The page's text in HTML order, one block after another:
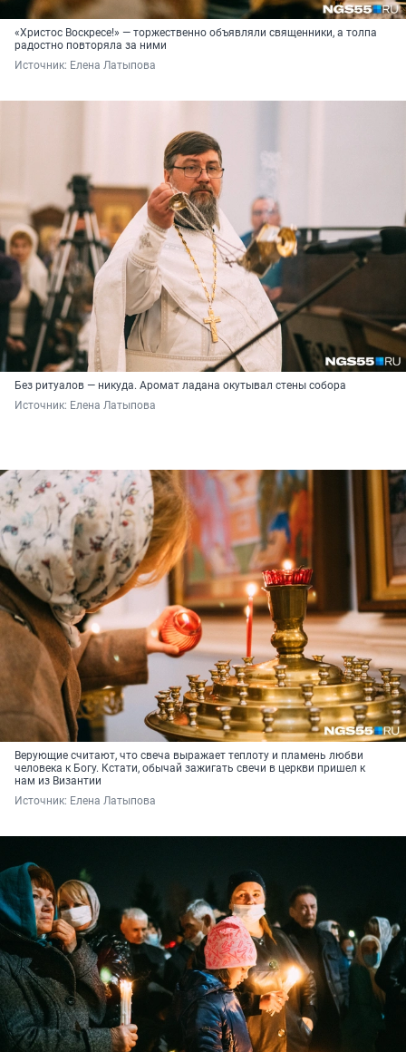
«Христос Воскресе!» — торжественно объявляли священники, а толпа
радостно повторяла за ними
Источник: Елена Латыпова
Без ритуалов — никуда. Аромат ладана окутывал стены собора
Источник: Елена Латыпова
Верующие считают, что свеча выражает теплоту и пламень любви
человека к Богу. Кстати, обычай зажигать свечи в церкви пришел к
нам из Византии
Источник: Елена Латыпова